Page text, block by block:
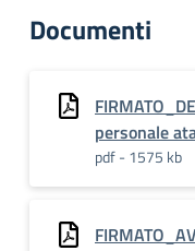
Documenti
personale
pdf - 1575 kb